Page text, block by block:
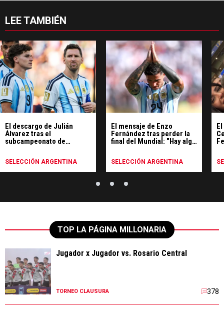
LEE TAMBIÉN
El descargo de Julián
Álvarez tras el
subcampeonato de
SELECCIÓN ARGENTINA
El mensaje de Enzo
Fernández tras perder la
final del Mundial: "Hay algo
resultado"
SELECCIÓN ARGENTINA
TOP LA PÁGINA MILLONARIA
Jugador x Jugador vs. Rosario Central
TORNEO CLAUSURA 378